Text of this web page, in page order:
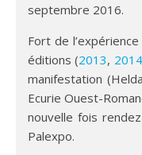
septembre 2016.
Fort de
éditions (2013, 2014
manifestation
Ecurie Ouest-
nouvelle fois
Palexpo.